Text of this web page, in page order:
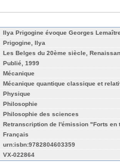
Ilya Prigogine évoque Georges
Prigogine, Ilya
Les Belges du 20ème siècle,
Publié, 1999
Mécanique
Mécanique quantique classique et
Physique
Philosophie
Philosophie des sciences
Retranscription de l'émission "Forts en
Français
urn:isbn:9782804603359
VX-022864